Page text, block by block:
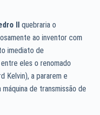
IIquebraria o
ao inventor com
imediato de
eles o renomado
Kelvin), a pararem e
de transmissão de